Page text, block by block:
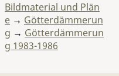
Bildmaterial und Plän
e → Götterdämmerun
g → Götterdämmerun
g 1983-1986